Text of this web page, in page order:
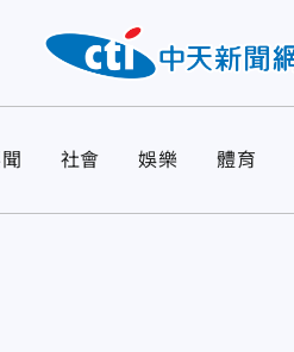
社會 娛樂 體育